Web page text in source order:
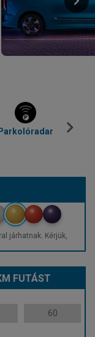
Parkolóradar
járhatnak. Kérjük,
FUTÁST
60